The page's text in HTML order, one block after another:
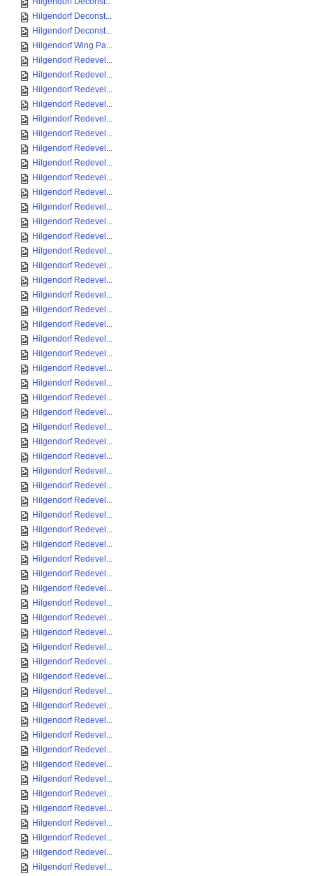
Hilgendorf Deconst...
Hilgendorf Deconst...
Hilgendorf Wing Pa...
Hilgendorf Redevel...
Hilgendorf Redevel...
Hilgendorf Redevel...
Hilgendorf Redevel...
Hilgendorf Redevel...
Hilgendorf Redevel...
Hilgendorf Redevel...
Hilgendorf Redevel...
Hilgendorf Redevel...
Hilgendorf Redevel...
Hilgendorf Redevel...
Hilgendorf Redevel...
Hilgendorf Redevel...
Hilgendorf Redevel...
Hilgendorf Redevel...
Hilgendorf Redevel...
Hilgendorf Redevel...
Hilgendorf Redevel...
Hilgendorf Redevel...
Hilgendorf Redevel...
Hilgendorf Redevel...
Hilgendorf Redevel...
Hilgendorf Redevel...
Hilgendorf Redevel...
Hilgendorf Redevel...
Hilgendorf Redevel...
Hilgendorf Redevel...
Hilgendorf Redevel...
Hilgendorf Redevel...
Hilgendorf Redevel...
Hilgendorf Redevel...
Hilgendorf Redevel...
Hilgendorf Redevel...
Hilgendorf Redevel...
Hilgendorf Redevel...
Hilgendorf Redevel...
Hilgendorf Redevel...
Hilgendorf Redevel...
Hilgendorf Redevel...
Hilgendorf Redevel...
Hilgendorf Redevel...
Hilgendorf Redevel...
Hilgendorf Redevel...
Hilgendorf Redevel...
Hilgendorf Redevel...
Hilgendorf Redevel...
Hilgendorf Redevel...
Hilgendorf Redevel...
Hilgendorf Redevel...
Hilgendorf Redevel...
Hilgendorf Redevel...
Hilgendorf Redevel...
Hilgendorf Redevel...
Hilgendorf Redevel...
Hilgendorf Redevel...
Hilgendorf Redevel...